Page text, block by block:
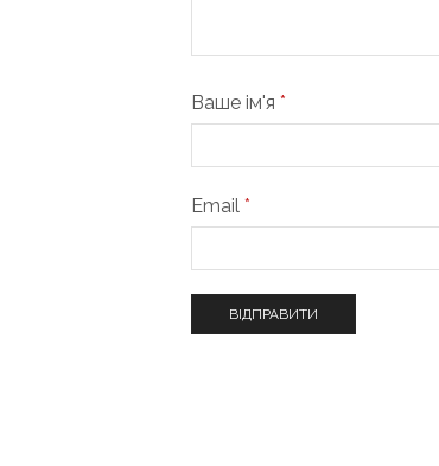
Ваше ім'я *
Email *